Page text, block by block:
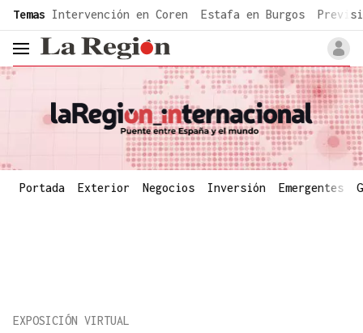
common.go-to-content
Temas Intervención en Coren Estafa en Burgos
header.menu.open
Portada Exterior Negocios Inversión Emergentes
EXPOSICIÓN VIRTUAL